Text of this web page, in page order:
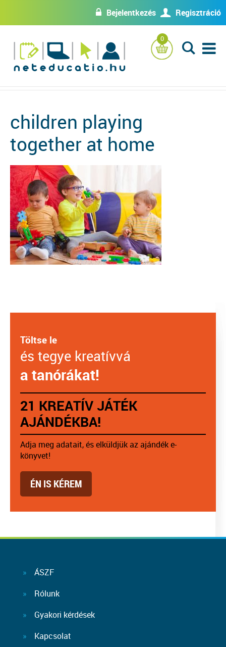
w Bejelentkezés U Regisztráció
0
L
children playing
together at home
Töltse le
és tegye kreatívvá
a tanórákat!
21 KREATÍV JÁTÉK
AJÁNDÉKBA!
Adja meg adatait, és elküldjük az ajándék e-
könyvet!
ÉN IS KÉREM
ÁSZF
Rólunk
Gyakori kérdések
Kapcsolat